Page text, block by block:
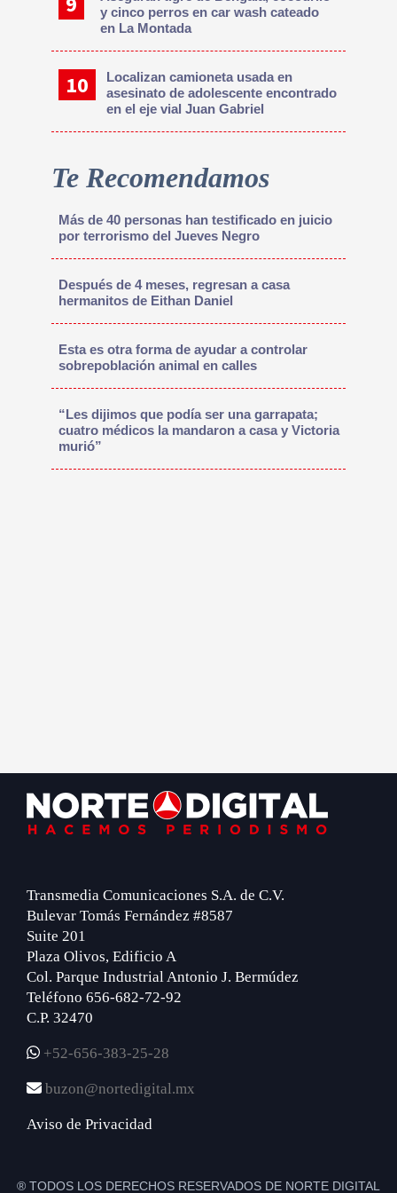
y cinco perros en car wash cateado
en La Montada
Localizan camioneta usada en
asesinato de adolescente encontrado
en el eje vial Juan Gabriel
Te Recomendamos
Más de 40 personas han testificado en juicio
por terrorismo del Jueves Negro
Después de 4 meses, regresan a casa
hermanitos de Eithan Daniel
Esta es otra forma de ayudar a controlar
sobrepoblación animal en calles
“Les dijimos que podía ser una garrapata;
cuatro médicos la mandaron a casa y Victoria
murió”
Footer
Transmedia Comunicaciones S.A. de C.V.
Bulevar Tomás Fernández #8587
Suite 201
Plaza Olivos, Edificio A
Col. Parque Industrial Antonio J. Bermúdez
Teléfono 656-682-72-92
C.P. 32470
+52-656-383-25-28
buzon@nortedigital.mx
Aviso de Privacidad
® TODOS LOS DERECHOS RESERVADOS DE NORTE DIGITAL